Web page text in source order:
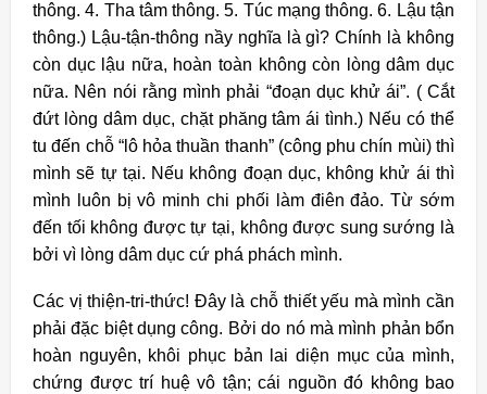
thông. 4. Tha tâm thông. 5. Túc mạng thông. 6. Lậu tận
thông.) Lậu-tận-thông nầy nghĩa là gì? Chính là không
còn dục lậu nữa, hoàn toàn không còn lòng dâm dục
nữa. Nên nói rằng mình phải “đoạn dục khử ái”. ( Cắt
đứt lòng dâm dục, chặt phăng tâm ái tình.) Nếu có thể
tu đến chỗ “lô hỏa thuần thanh” (công phu chín mùi) thì
mình sẽ tự tại. Nếu không đoạn dục, không khử ái thì
mình luôn bị vô minh chi phối làm điên đảo. Từ sớm
đến tối không được tự tại, không được sung sướng là
bởi vì lòng dâm dục cứ phá phách mình.
Các vị thiện-tri-thức! Ðây là chỗ thiết yếu mà mình cần
phải đặc biệt dụng công. Bởi do nó mà mình phản bổn
hoàn nguyên, khôi phục bản lai diện mục của mình,
chứng được trí huệ vô tận; cái nguồn đó không bao